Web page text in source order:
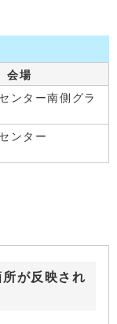
会場
ンター南側グラ
ンター
が反映され